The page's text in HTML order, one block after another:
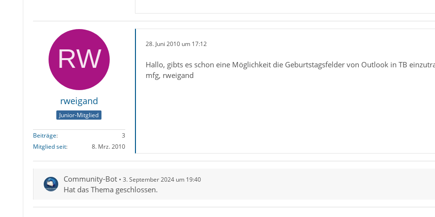
rweigand
Junior-Mitglied
Beiträge
3
Mitglied seit
8. Mrz. 2010
28. Juni 2010 um 17:12
Hallo, gibts es schon eine Möglichkeit die Geburtstagsfelder von Outlook in TB
mfg, rweigand
Community-Bot 3. September 2024 um 19:40
Hat das Thema geschlossen.